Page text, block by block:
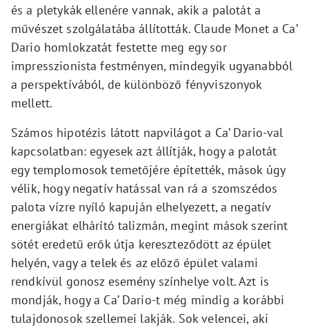
és a pletykák ellenére vannak, akik a palotát a
művészet szolgálatába állították. Claude Monet a Ca’
Dario homlokzatát festette meg egy sor
impresszionista festményen, mindegyik ugyanabból
a perspektívából, de különböző fényviszonyok
mellett.
Számos hipotézis látott napvilágot a Ca’ Dario-val
kapcsolatban: egyesek azt állítják, hogy a palotát
egy templomosok temetőjére építették, mások úgy
vélik, hogy negatív hatással van rá a szomszédos
palota vízre nyíló kapuján elhelyezett, a negatív
energiákat elhárító talizmán, megint mások szerint
sötét eredetű erők útja kereszteződött az épület
helyén, vagy a telek és az előző épület valami
rendkívül gonosz esemény színhelye volt. Azt is
mondják, hogy a Ca’ Dario-t még mindig a korábbi
tulajdonosok szellemei lakják. Sok velencei, aki